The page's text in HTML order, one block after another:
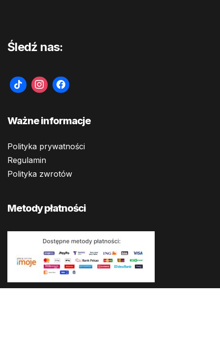
Śledź nas:
Ważne informacje
Polityka prywatności
Regulamin
Polityka zwrotów
Metody płatności